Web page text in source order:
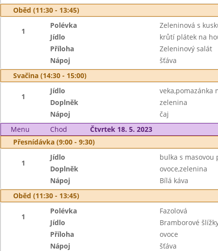
Oběd (11:30 - 13:45)
1
Polévka
Zeleninová s
Jídlo
krůtí plátek na
Příloha
Zeleninový salát
Nápoj
šťáva
Svačina (14:30 - 15:00)
1
Jídlo
veka,pomazánka
Doplněk
zelenina
Nápoj
čaj
Menu
Chod
Čtvrtek 18. 5. 2023
Přesnídávka (9:00 - 9:30)
1
Jídlo
bulka s masovou
Doplněk
ovoce,zelenina
Nápoj
Bílá káva
Oběd (11:30 - 13:45)
1
Polévka
Fazolová
Jídlo
Bramborové
Příloha
ovoce
Nápoj
šťáva